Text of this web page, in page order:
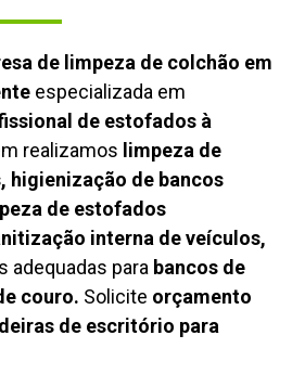
de limpeza de colchão em
especializada em
de estofados à
realizamos limpeza de
higienização de bancos
de estofados
interna de veículos,
adequadas para bancos de
couro. Solicite orçamento
de escritório para